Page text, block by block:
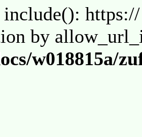
include():
by
w018815a/